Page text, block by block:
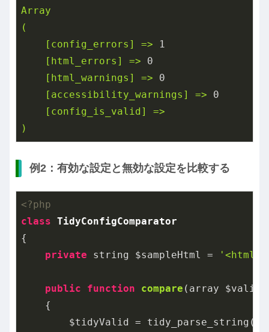
Array
(
[config_errors]
=>
1
[html_errors]
=>
0
[html_warnings]
=>
0
[accessibility_warnings]
=>
0
[config_is_valid]
=>
)
例2：有効な設定と無効な設定を比較する
<?php
class TidyConfigComparator
{
private string $sampleHtml =
public function compare (array
{
        $tidyValid = tidy_parse_string(